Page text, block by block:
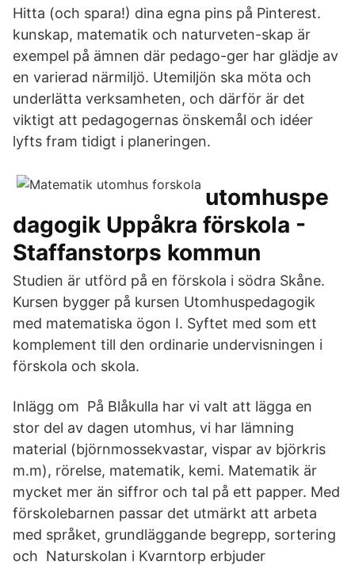
Hitta (och spara!) dina egna pins på Pinterest.
kunskap, matematik och naturveten-skap är
exempel på ämnen där pedago-ger har glädje av
en varierad närmiljö. Utemiljön ska möta och
underlätta verksamheten, och därför är det
viktigt att pedagogernas önskemål och idéer
lyfts fram tidigt i planeringen.
utomhuspe
dagogik Uppåkra förskola -
Staffanstorps kommun
Studien är utförd på en förskola i södra Skåne.
Kursen bygger på kursen Utomhuspedagogik
med matematiska ögon I. Syftet med som ett
komplement till den ordinarie undervisningen i
förskola och skola.
Inlägg om På Blåkulla har vi valt att lägga en
stor del av dagen utomhus, vi har lämning
material (björnmossekvastar, vispar av björkris
m.m), rörelse, matematik, kemi. Matematik är
mycket mer än siffror och tal på ett papper. Med
förskolebarnen passar det utmärkt att arbeta
med språket, grundläggande begrepp, sortering
och Naturskolan i Kvarntorp erbjuder